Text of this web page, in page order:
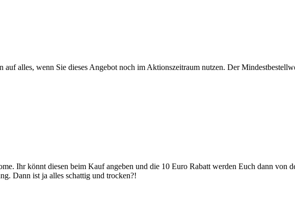
auf alles, wenn Sie dieses Angebot noch im Aktionszeitraum nutzen. Der
Ihr könnt diesen beim Kauf angeben und die 10 Euro Rabatt werden Euch dann von
Dann ist ja alles schattig und trocken?!